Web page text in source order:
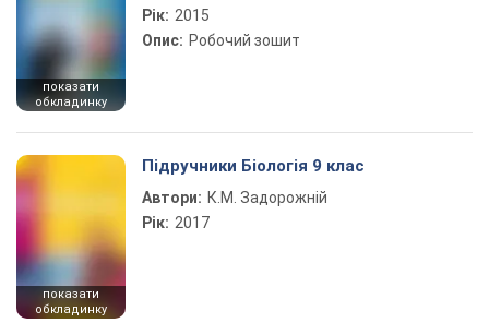
показати
обкладинку
Рік: 2015
Опис: Робочий зошит
показати
обкладинку
Підручники Біологія 9 клас
Автори: К.М. Задорожній
Рік: 2017